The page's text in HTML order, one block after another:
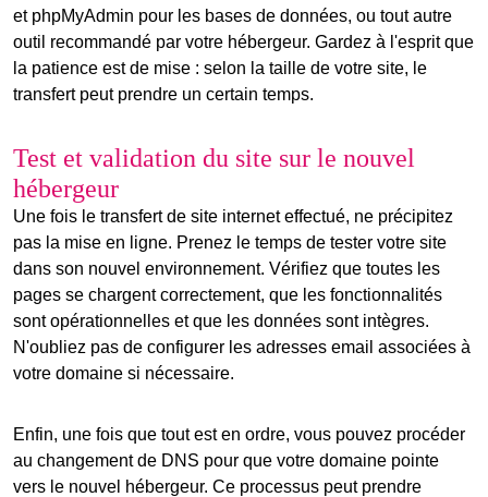
et phpMyAdmin pour les bases de données, ou tout autre
outil recommandé par votre hébergeur. Gardez à l'esprit que
la patience est de mise : selon la taille de votre site, le
transfert peut prendre un certain temps.
Test et validation du site sur le nouvel
hébergeur
Une fois le transfert de site interneteffectué, ne précipitez
pas la mise en ligne. Prenez le temps de tester votre site
dans son nouvel environnement. Vérifiez que toutes les
pages se chargent correctement, que les fonctionnalités
sont opérationnelles et que les données sont intègres.
N'oubliez pas de configurer les adresses email associées à
votre domaine si nécessaire.
Enfin, une fois que tout est en ordre, vous pouvez procéder
au changement de DNS pour que votre domaine pointe
vers le nouvel hébergeur. Ce processus peut prendre